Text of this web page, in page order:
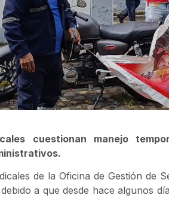
cuestionan manejo
de la Oficina de Gestión de
a que desde hace algunos